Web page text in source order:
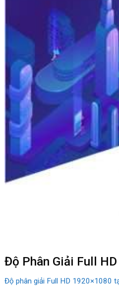
Độ Phân Giải Full HD
Độ phân giải Full HD 1920×1080